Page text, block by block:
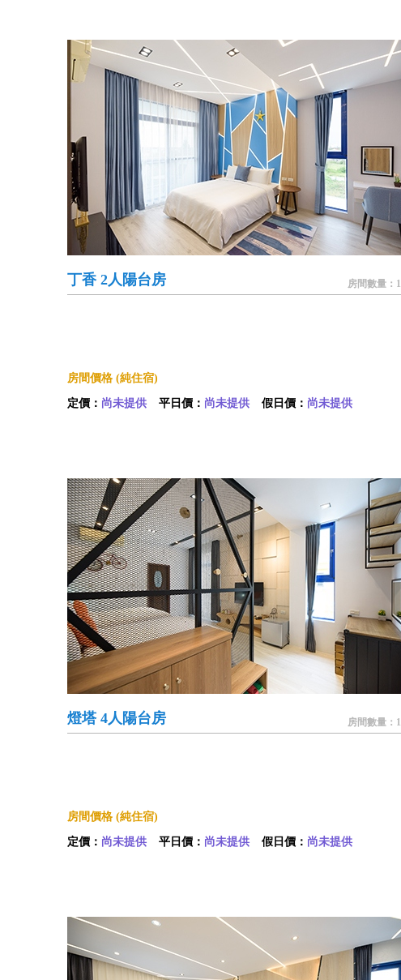
丁香 2人陽台房 房間數量：
房間價格 (純住宿)
定價： 尚未提供 平日價： 尚未提供 假日價： 尚未提供
燈塔 4人陽台房 房間數量：
房間價格 (純住宿)
定價： 尚未提供 平日價： 尚未提供 假日價： 尚未提供